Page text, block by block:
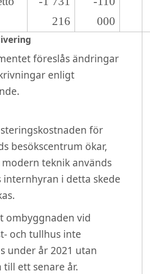
216
000
föreslås ändringar
enligt
för
besökscentrum ökar,
teknik används
internhyran i detta skede
ombyggnaden vid
och tullhus inte
under år 2021 utan
till ett senare år.